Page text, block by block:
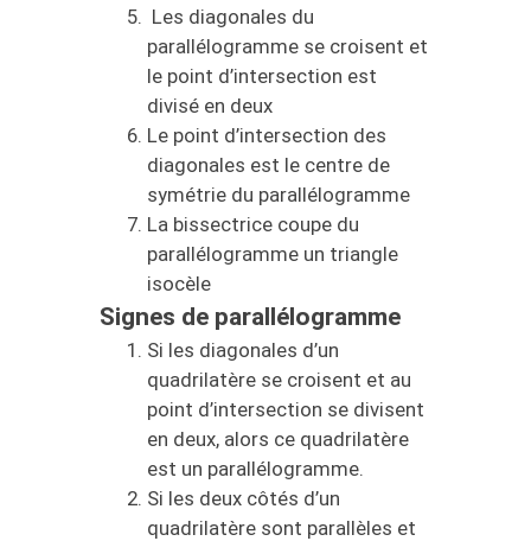
Les diagonales du
parallélogramme se croisent et
le point d’intersection est
divisé en deux
Le point d’intersection des
diagonales est le centre de
symétrie du parallélogramme
La bissectrice coupe du
parallélogramme un triangle
isocèle
Signes de parallélogramme
Si les diagonales d’un
quadrilatère se croisent et au
point d’intersection se divisent
en deux, alors ce quadrilatère
est un parallélogramme.
Si les deux côtés d’un
quadrilatère sont parallèles et